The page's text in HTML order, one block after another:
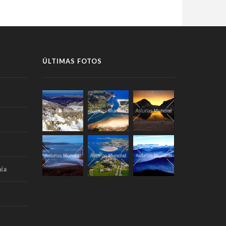
ÚLTIMAS FOTOS